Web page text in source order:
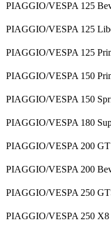
PIAGGIO/VESPA 125
PIAGGIO/VESPA 125
PIAGGIO/VESPA 125
PIAGGIO/VESPA 150
PIAGGIO/VESPA 150
PIAGGIO/VESPA 180
PIAGGIO/VESPA 200
PIAGGIO/VESPA 200
PIAGGIO/VESPA 250
PIAGGIO/VESPA 250 X8